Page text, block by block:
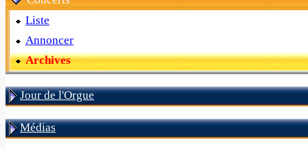
Liste
Annoncer
Archives
Jour de l'Orgue
Médias